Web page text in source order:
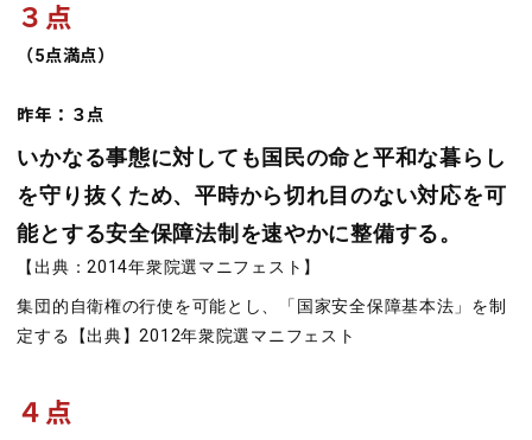
３点
（5点満点）
昨年：３点
いかなる事態に対しても国民の命と平和な暮らし
を守り抜くため、平時から切れ目のない対応を可
能とする安全保障法制を速やかに整備する。
【出典：2014年衆院選マニフェスト】
集団的自衛権の行使を可能とし、「国家安全保障基本法」を制
定する【出典】2012年衆院選マニフェスト
４点